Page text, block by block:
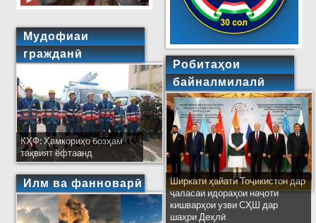
Мудофиаи
гражданӣ
КҲФ: Ҳамкориҳо бозҳам
тақвият ёфтаанд
Илм ва фанноварӣ
Робитаҳои
байналмилалӣ
Ширкати ҳайати Тоҷикистон дар
ҷаласаи идораҳои наҷоти
кишварҳои узви СҲШ дар
шаҳри Деҳлӣ